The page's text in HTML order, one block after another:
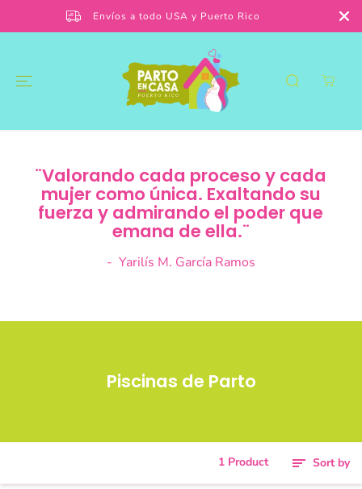
SKIP TO
CONTENT Envíos a todo USA y Puerto Rico
¨Valorando cada proceso y cada
mujer como única. Exaltando su
fuerza y admirando el poder que
emana de ella.¨
- Yarilís M. García Ramos
Piscinas de Parto
1 Product Sort by